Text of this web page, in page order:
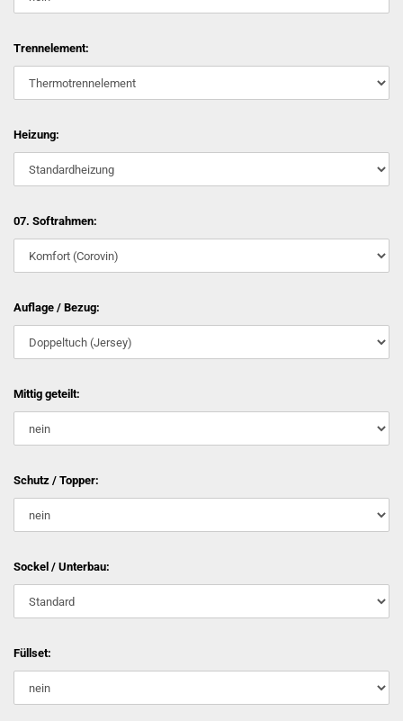
Trennelement:
Heizung:
07. Softrahmen:
Auflage / Bezug:
Mittig geteilt:
Schutz / Topper:
Sockel / Unterbau:
Füllset: